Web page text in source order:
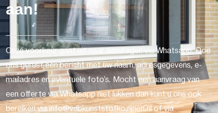
aan!
Onze voorkeur gaat uit naar aanvragen via Whatsapp. Doe
ons gerust een bericht met uw naam, adresgegevens, e-
mailadres en eventuele foto's. Mocht een aanvraag van
een offerte via Whatsapp niet lukken dan kunt u ons ook
bereiken via info@vdbkunststofkozijnen.nl of via